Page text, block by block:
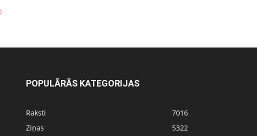
POPULĀRĀS KATEGORIJAS
Raksti
7016
Ziņas
5322